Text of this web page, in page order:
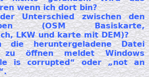
wenn ich dort bin?
Unterschied zwischen den
(OSM Basiskarte,
LKW und karte mit DEM)?
die heruntergeladene Datei
zu öffnen meldet Windows
is corrupted“ oder „not an